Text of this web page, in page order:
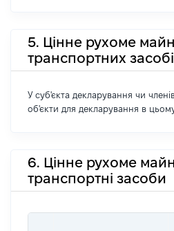
5. Цінне рухоме
транспортних
У суб'єкта декларування чи членів
об'єкти для декларування в цьому
6. Цінне рухоме
транспортні засоби